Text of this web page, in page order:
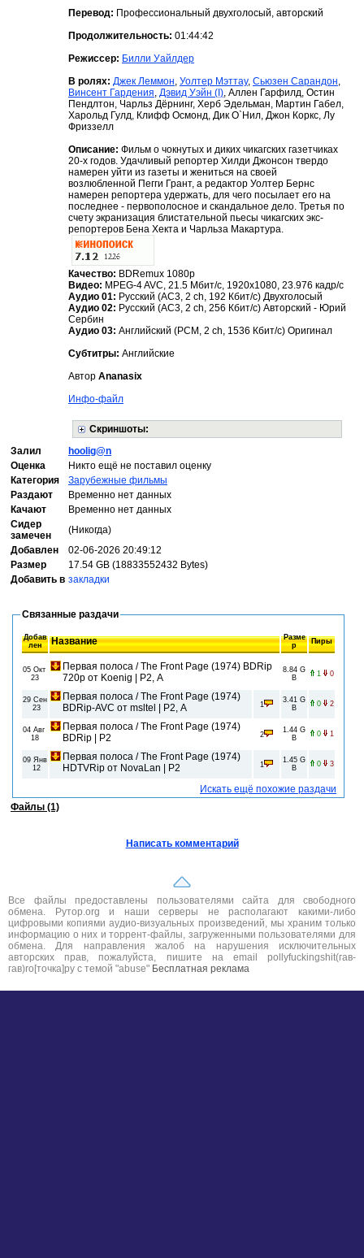
Перевод: Профессиональный двухголосый, авторский
Продолжительность: 01:44:42
Режиссер: Билли Уайлдер
В ролях: Джек Леммон, Уолтер Мэттау, Сьюзен Сарандон,
Винсент Гардения, Дэвид Уэйн (I), Аллен Гарфилд, Остин
Пендлтон, Чарльз Дёрнинг, Херб Эдельман, Мартин Габел,
Харольд Гулд, Клифф Осмонд, Дик О`Нил, Джон Коркс, Лу
Фриззелл
Описание: Фильм о чокнутых и диких чикагских газетчиках
20-х годов. Удачливый репортер Хилди Джонсон твердо
намерен уйти из газеты и жениться на своей
возлюбленной Пегги Грант, а редактор Уолтер Бернс
намерен репортера удержать, для чего посылает его на
последнее - первополосное и скандальное дело. Третья по
счету экранизация блистательной пьесы чикагских экс-
репортеров Бена Хекта и Чарльза Макартура.
Качество: BDRemux 1080p
Видео: MPEG-4 AVC, 21.5 Мбит/с, 1920x1080, 23.976 кадр/c
Аудио 01: Русский (AC3, 2 ch, 192 Кбит/с) Двухголосый
Аудио 02: Русский (AC3, 2 ch, 256 Кбит/с) Авторский - Юрий
Сербин
Аудио 03: Английский (PCM, 2 ch, 1536 Кбит/с) Оригинал
Субтитры: Английские
Автор Ananasix
Инфо-файл
Скриншоты:
Залил
hoolig@n
Оценка
Никто ещё не поставил оценку
Категория
Зарубежные фильмы
Раздают
Временно нет данных
Качают
Временно нет данных
Сидер
замечен
(Никогда)
Добавлен
02-06-2026 20:49:12
Размер
17.54 GB (18833552432 Bytes)
Добавить в закладки
Связанные раздачи
Добав
лен
Название
Разме
р
Пиры
05 Окт
23
Первая полоса / The Front Page (1974) BDRip
720p от Koenig | P2, A
8.84 G
B
1 0
29 Сен
23
Первая полоса / The Front Page (1974)
BDRip-AVC от msltel | P2, A
1
3.41 G
B
0 2
04 Авг
18
Первая полоса / The Front Page (1974)
BDRip | P2
2
1.44 G
B
0 1
09 Янв
12
Первая полоса / The Front Page (1974)
HDTVRip от NovaLan | P2
1
1.45 G
B
0 3
Искать ещё похожие раздачи
Файлы (1)
Написать комментарий
Все файлы предоставлены пользователями сайта для свободного
обмена. Рутор.org и наши серверы не располагают какими-либо
цифровыми копиями аудио-визуальных произведений, мы храним только
информацию о них и торрент-файлы, загруженными пользователями для
обмена. Для направления жалоб на нарушения исключительных
авторских прав, пожалуйста, пишите на email pollyfuckingshit(гав-
гав)ro[точка]ру с темой "abuse" Бесплатная реклама